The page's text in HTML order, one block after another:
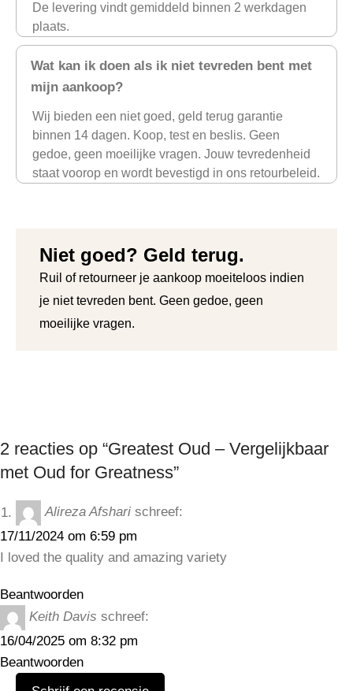
De levering vindt gemiddeld binnen 2 werkdagen
plaats.
Wat kan ik doen als ik niet tevreden bent met
mijn aankoop?
Wij bieden een niet goed, geld terug garantie
binnen 14 dagen. Koop, test en beslis. Geen
gedoe, geen moeilijke vragen. Jouw tevredenheid
staat voorop en wordt bevestigd in ons retourbeleid.
Niet goed? Geld terug.
Ruil of retourneer je aankoop moeiteloos indien
je niet tevreden bent. Geen gedoe, geen
moeilijke vragen.
2 reacties op “Greatest Oud – Vergelijkbaar
met Oud for Greatness”
Alireza Afshari schreef:
17/11/2024 om 6:59 pm
I loved the quality and amazing variety
Beantwoorden
Keith Davis schreef:
16/04/2025 om 8:32 pm
Beantwoorden